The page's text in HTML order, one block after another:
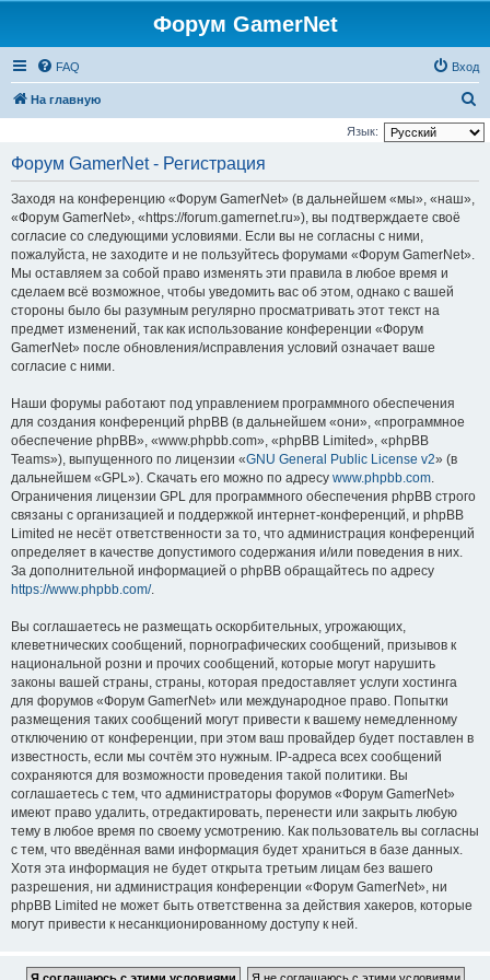
Форум GamerNet
FAQ Вход
На главную
о
Язык:
Форум GamerNet - Регистрация
Заходя на конференцию «Форум GamerNet» (в дальнейшем «мы», «наш»,
«Форум GamerNet», «https://forum.gamernet.ru»), вы подтверждаете своё
согласие со следующими условиями. Если вы не согласны с ними,
пожалуйста, не заходите и не пользуйтесь форумами «Форум GamerNet».
Мы оставляем за собой право изменять эти правила в любое время и
сделаем всё возможное, чтобы уведомить вас об этом, однако с вашей
стороны было бы разумным регулярно просматривать этот текст на
предмет изменений, так как использование конференции «Форум
GamerNet» после обновления/исправления условий означает ваше
согласие с ними.
Наши форумы работают под управлением программного обеспечения
для создания конференций phpBB (в дальнейшем «они», «программное
обеспечение phpBB», «www.phpbb.com», «phpBB Limited», «phpBB
Teams»), выпущенного по лицензии «GNU General Public License v2» (в
дальнейшем «GPL»). Скачать его можно по адресу www.phpbb.com.
Ограничения лицензии GPL для программного обеспечения phpBB строго
связаны с организацией и поддержкой интернет-конференций, и phpBB
Limited не несёт ответственности за то, что администрация конференций
определяет в качестве допустимого содержания и/или поведения в них.
За дополнительной информацией о phpBB обращайтесь по адресу
https://www.phpbb.com/.
Вы соглашаетесь не размещать оскорбительных, угрожающих,
клеветнических сообщений, порнографических сообщений, призывов к
национальной розни и прочих сообщений, которые могут нарушить
законы вашей страны, страны, которая предоставляет услуги хостинга
для форумов «Форум GamerNet» или международное право. Попытки
размещения таких сообщений могут привести к вашему немедленному
отключению от конференции, при этом ваш провайдер будет поставлен в
известность, если мы сочтём это нужным. IP-адреса всех сообщений
сохраняются для возможности проведения такой политики. Вы
соглашаетесь с тем, что администраторы форумов «Форум GamerNet»
имеют право удалить, отредактировать, перенести или закрыть любую
тему в любое время по своему усмотрению. Как пользователь вы согласны
с тем, что введённая вами информация будет храниться в базе данных.
Хотя эта информация не будет открыта третьим лицам без вашего
разрешения, ни администрация конференции «Форум GamerNet», ни
phpBB Limited не может быть ответственна за действия хакеров, которые
могут привести к несанкционированному доступу к ней.